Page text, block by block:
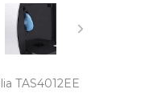
TAS4012EE